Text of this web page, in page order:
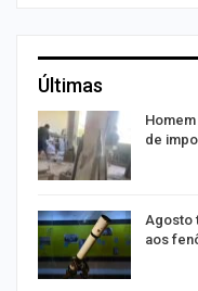
Últimas
de
Agosto
aos